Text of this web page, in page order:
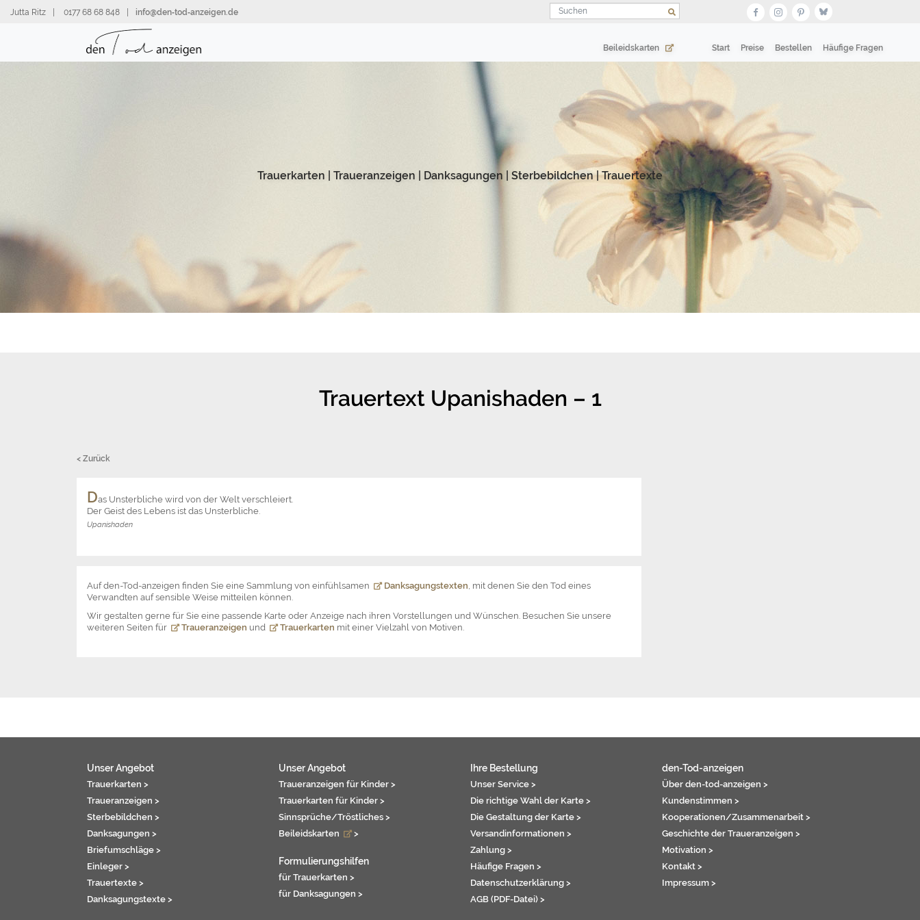
zumJutta Ritz 0177 68 68 848 info@den‑tod‑anzeigen.de Suchen
Beileidskarten Start(current)
Preise(current)
Bestellen Häufige Fragen
Trauerkarten Traueranzeigen Danksagungen Sterbebildchen|Trauertexte
Trauertext Upanishaden – 1
< Zurück
Das Unsterbliche wird von der Welt verschleiert.
Der Geist des Lebens ist das Unsterbliche.
Upanishaden
Auf den-Tod-anzeigen finden Sie eine Sammlung von einfühlsamen Danksagungstexten, mit denen Sie den Tod eines
Verwandten auf sensible Weise mitteilen können.
Wir gestalten gerne für Sie eine passende Karte oder Anzeige nach ihren Vorstellungen und Wünschen. Besuchen Sie unsere
weiteren Seiten für
Traueranzeigen und Trauerkarten mit einer Vielzahl von Motiven.
Unser Angebot
Trauerkarten >
Traueranzeigen >
Sterbebildchen >
Danksagungen >
Briefumschläge >
Einleger >
Trauertexte >
Danksagungstexte >
Unser Angebot
Traueranzeigen für Kinder >
Trauerkarten für Kinder >
Sinnsprüche/Tröstliches >
Beileidskarten
>
Formulierungshilfen
für Trauerkarten >
für Danksagungen >
Ihre Bestellung
Unser Service >
Die richtige Wahl der Karte >
Die Gestaltung der Karte >
Versandinformationen >
Zahlung >
Häufige Fragen >
Datenschutzerklärung >
AGB (PDF-Datei) >
den-Tod-anzeigen
Über den-tod-anzeigen >
Kundenstimmen >
Kooperationen/Zusammenarbeit >
Geschichte der Traueranzeigen >
Motivation >
Kontakt >
Impressum >